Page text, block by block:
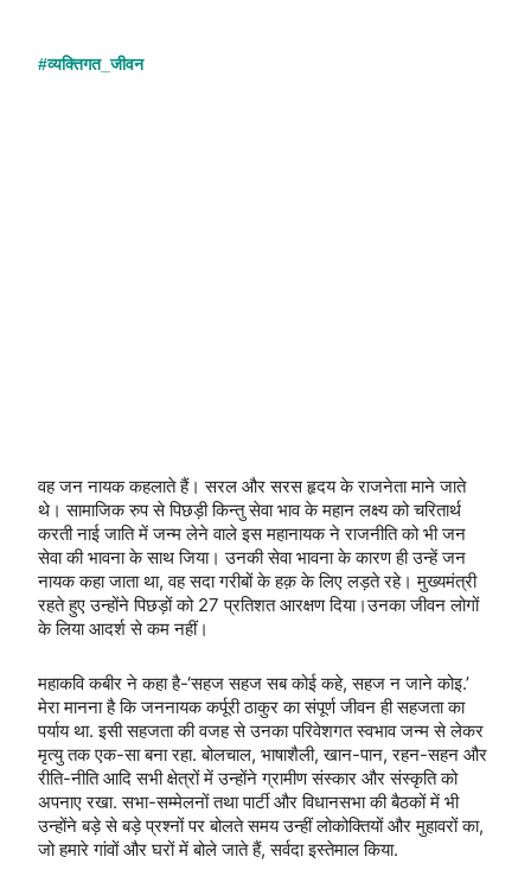
‪#‎व्यक्तिगत_जीवन‬
वह जन नायक कहलाते हैं। सरल और सरस हृदय के राजनेता माने जाते
थे। सामाजिक रुप से पिछड़ी किन्तु सेवा भाव के महान लक्ष्य को चरितार्थ
करती नाई जाति में जन्म लेने वाले इस महानायक ने राजनीति को भी जन
सेवा की भावना के साथ जिया। उनकी सेवा भावना के कारण ही उन्हें जन
नायक कहा जाता था, वह सदा गरीबों के हक़ के लिए लड़ते रहे। मुख्यमंत्री
रहते हुए उन्होंने पिछड़ों को 27 प्रतिशत आरक्षण दिया।उनका जीवन लोगों
के लिया आदर्श से कम नहीं।
महाकवि कबीर ने कहा है-‘सहज सहज सब कोई कहे, सहज न जाने कोइ.’
मेरा मानना है कि जननायक कर्पूरी ठाकुर का संपूर्ण जीवन ही सहजता का
पर्याय था. इसी सहजता की वजह से उनका परिवेशगत स्वभाव जन्म से लेकर
मृत्यु तक एक-सा बना रहा. बोलचाल, भाषाशैली, खान-पान, रहन-सहन और
रीति-नीति आदि सभी क्षेत्रों में उन्होंने ग्रामीण संस्कार और संस्कृति को
अपनाए रखा. सभा-सम्मेलनों तथा पार्टी और विधानसभा की बैठकों में भी
उन्होंने बड़े से बड़े प्रश्नों पर बोलते समय उन्हीं लोकोक्तियों और मुहावरों का,
जो हमारे गांवों और घरों में बोले जाते हैं, सर्वदा इस्तेमाल किया.